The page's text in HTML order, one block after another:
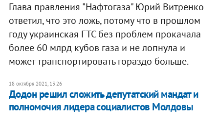
Глава правления "Нафтогаза" Юрий Витренко
ответил, что это ложь, потому что в прошлом
году украинская ГТС без проблем прокачала
более 60 млрд кубов газа и не лопнула и
может транспортировать гораздо больше.
18 октября 2021, 13:26
Додон решил сложить депутатский мандат и
полномочия лидера социалистов Молдовы